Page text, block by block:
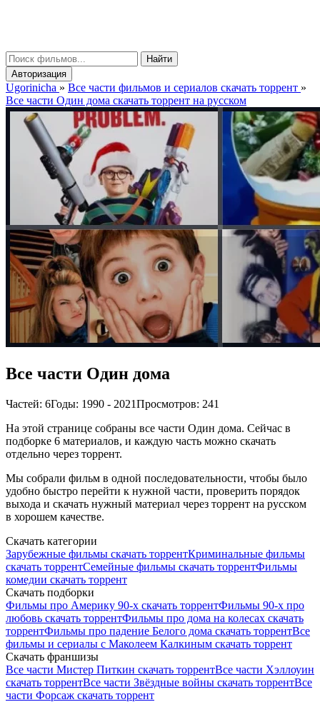
Найти
Авторизация
Ugorinicha » Все части фильмов и сериалов скачать торрент »
Все части Один дома скачать торрент на русском
Все части Один дома
Частей: 6Годы: 1990 - 2021Просмотров: 241
На этой странице собраны все части Один дома. Сейчас в
подборке 6 материалов, и каждую часть можно скачать
отдельно через торрент.
Мы собрали фильм в одной последовательности, чтобы было
удобно быстро перейти к нужной части, проверить порядок
выхода и скачать нужный материал через торрент на русском
в хорошем качестве.
Скачать категории
Зарубежные фильмы скачать торрентКриминальные фильмы
скачать торрентСемейные фильмы скачать торрентФильмы
комедии скачать торрент
Скачать подборки
Фильмы про Америку 90-х скачать торрентФильмы 90-х про
любовь скачать торрентФильмы про дома на колесах скачать
торрентФильмы про падение Белого дома скачать торрентВсе
фильмы и сериалы с Маколеем Калкиным скачать торрент
Скачать франшизы
Все части Мистер Питкин скачать торрентВсе части Хэллоуин
скачать торрентВсе части Звёздные войны скачать торрентВсе
части Форсаж скачать торрент